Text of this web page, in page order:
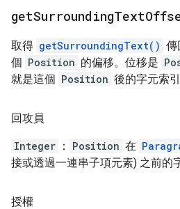
getSurroundingText
取得 getSurroundingText() 傳
個 Position 的偏移。位移是
就是這個 Position 後的字元索引
回攻員
Integer ： Position 在
接或透過一連串子項元素) 之前的
授權